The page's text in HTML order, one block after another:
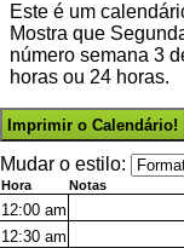
Este é um
Mostra que
número semana 3
horas ou 24 horas.
Imprimir o Calendário!
Mudar o estilo:
Hora Notas
12:00 am
12:30 am